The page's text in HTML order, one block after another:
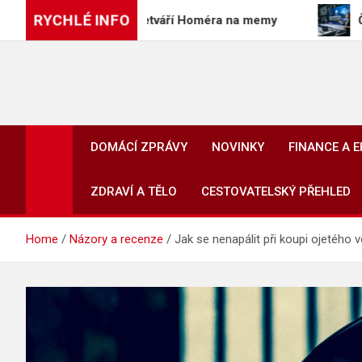
RYCHLÉ INFO
Odyssea přetváří Homéra na memy Čína
DOMÁCÍ ZPRÁVY NOVINKY FINANCE A
ZDRAVÍ A TĚLO CESTOVATELSKÝ PŘEHLED
Home Názory a recenze Jak se nenapálit při koupi ojetého